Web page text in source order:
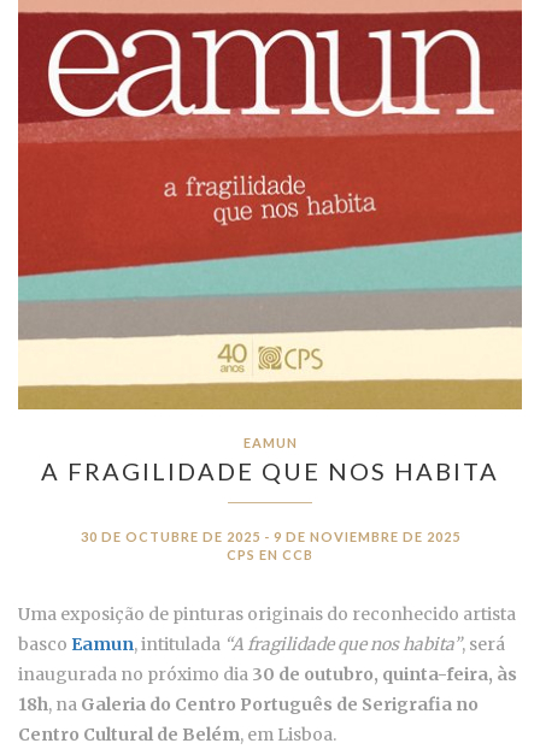
EAMUN
A FRAGILIDADE QUE NOS HABITA
30 DE OCTUBRE DE 2025 - 9 DE NOVIEMBRE DE 2025
CPS EN CCB
Uma exposição de pinturas originais do reconhecido artista
basco Eamun, intitulada “A fragilidade que nos habita”, será
inaugurada no próximo dia 30 de outubro, quinta-feira, às
18h, na Galeria do Centro Português de Serigrafia no
Centro Cultural de Belém, em Lisboa.